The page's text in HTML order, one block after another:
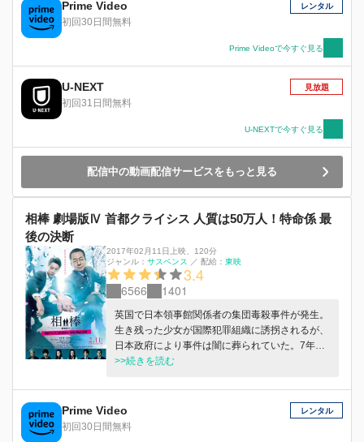
Prime Video
初回30日間無料
レンタル
Prime Videoで今すぐ見る
U-NEXT
初回31日間無料
見放題
U-NEXTで今すぐ見る
配信中の動画配信サービスをもっと見る
相棒 劇場版Ⅳ 首都クライシス 人質は50万人！特命係 最
後の決断
2017年02月11日上映、 120分
ジャンル： サスペンス ／ 配給： 東映
3.4
6566 1401
英国で日本領事館関係者の集団毒殺事件が発生。
生き残った少女が国際犯罪組織に誘拐されるが、
日本政府により事件は闇に葬られていた。7年
後、政府に再びあの少女の身代金が要求される
別大量テロを匂わせ…。
>>続きを読む
Prime Video
初回30日間無料
レンタル